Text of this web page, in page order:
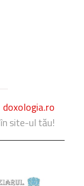
doxologia.ro
site-ul tău!